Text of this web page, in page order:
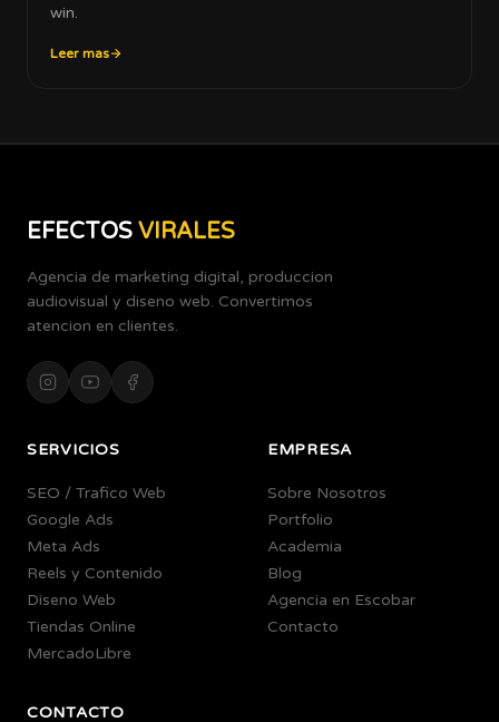
win.
Leer mas
EFECTOS VIRALES
Agencia de marketing digital, produccion
audiovisual y diseno web. Convertimos
atencion en clientes.
SERVICIOS
SEO / Trafico Web
Google Ads
Meta Ads
Reels y Contenido
Diseno Web
Tiendas Online
MercadoLibre
EMPRESA
Sobre Nosotros
Portfolio
Academia
Blog
Agencia en Escobar
Contacto
CONTACTO